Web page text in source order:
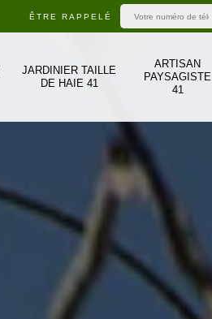
ÊTRE RAPPELÉ
JARDINIER TAILLE
DE HAIE 41
ARTISAN
PAYSAGISTE
41